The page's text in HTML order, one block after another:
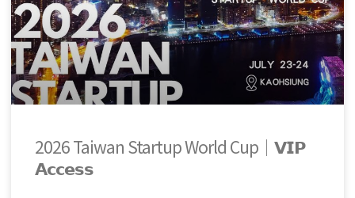
2026 Taiwan Startup World Cup｜𝗩𝗜𝗣
𝗔𝗰𝗰𝗲𝘀𝘀